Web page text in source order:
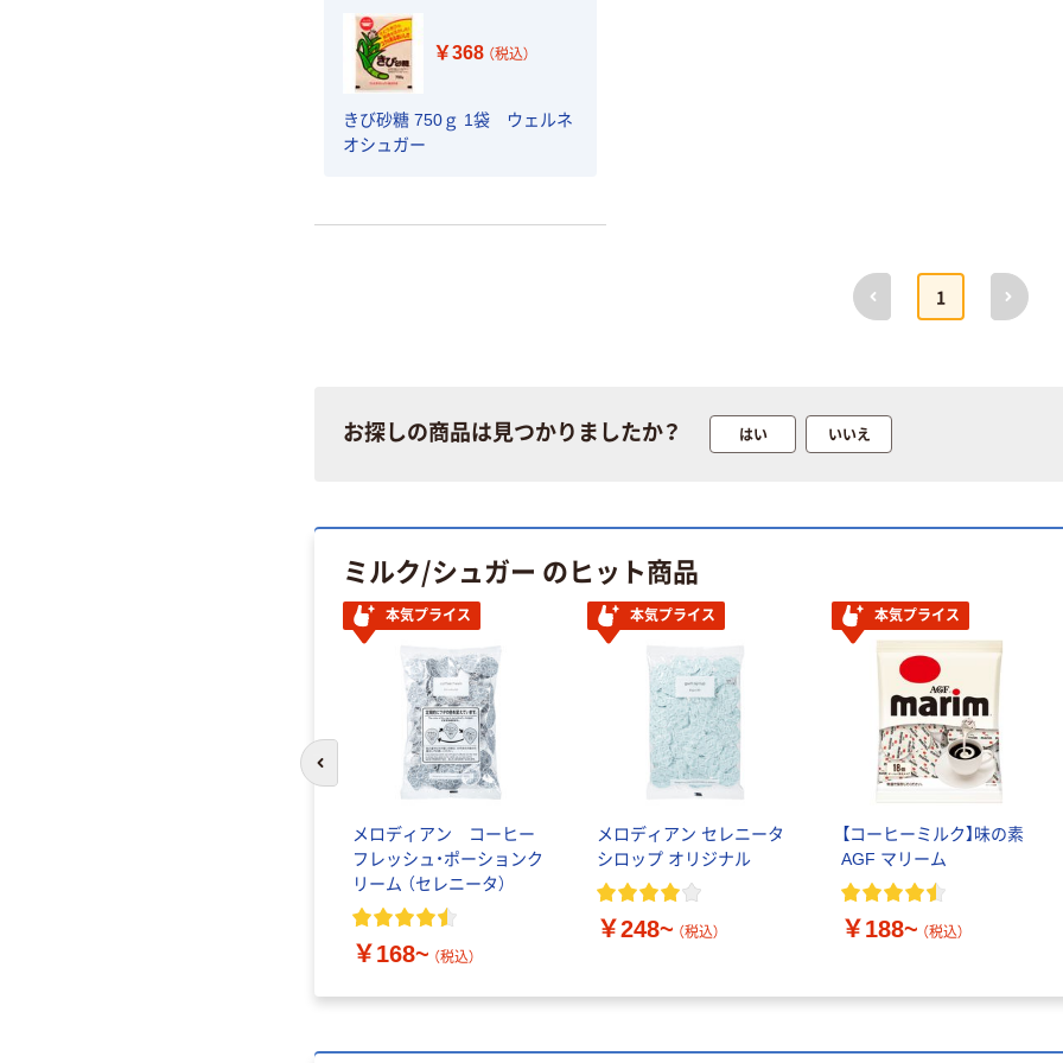
￥368 （税込）
きび砂糖 750ｇ 1袋 ウェルネ
オシュガー
前へ
1
次へ
お探しの商品は見つかりましたか？ はい いいえ
ミルク/シュガー のヒット商品
本気プライス
メロディアン コーヒー
フレッシュ・ポーションク
リーム （セレニータ）
￥168~ （税込）
本気プライス
メロディアン セレニータ
シロップ オリジナル
￥248~ （税込）
本気プライス
【コーヒーミルク】味の素
AGF マリーム
￥188~ （税込）
前のスライドへ